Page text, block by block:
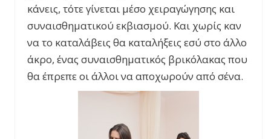
κάνεις, τότε γίνεται μέσο χειραγώγησης και
συναισθηματικού εκβιασμού. Και χωρίς καν
να το καταλάβεις θα καταλήξεις εσύ στο άλλο
άκρο, ένας συναισθηματικός βρικόλακας που
θα έπρεπε οι άλλοι να αποχωρούν από σένα.